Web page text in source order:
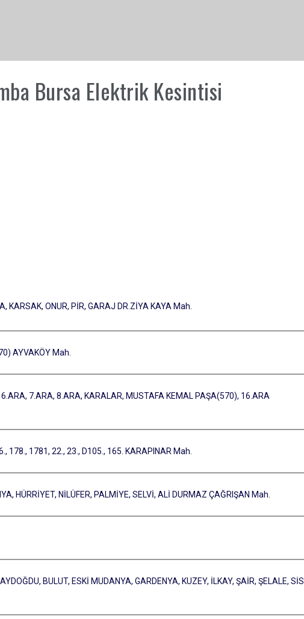
Bursa Elektrik Kesintisi
KARSAK, ONUR, PİR, GARAJ DR.ZİYA KAYA Mah.
AYVAKÖY Mah.
7.ARA, 8.ARA, KARALAR, MUSTAFA KEMAL PAŞA(570), 16.ARA
178., 1781, 22., 23., D105., 165. KARAPINAR Mah.
HÜRRİYET, NİLÜFER, PALMİYE, SELVİ, ALİ DURMAZ ÇAĞRIŞAN Mah.
BULUT, ESKİ MUDANYA, GARDENYA, KUZEY, İLKAY, ŞAİR, ŞELALE, SİS